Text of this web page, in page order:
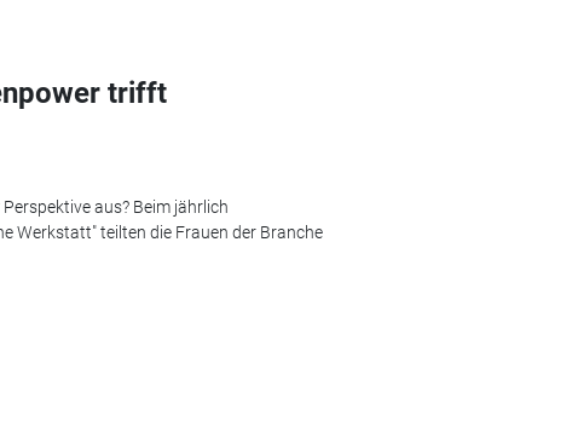
trifft
aus? Beim jährlich
Werkstatt" teilten die Frauen der Branche